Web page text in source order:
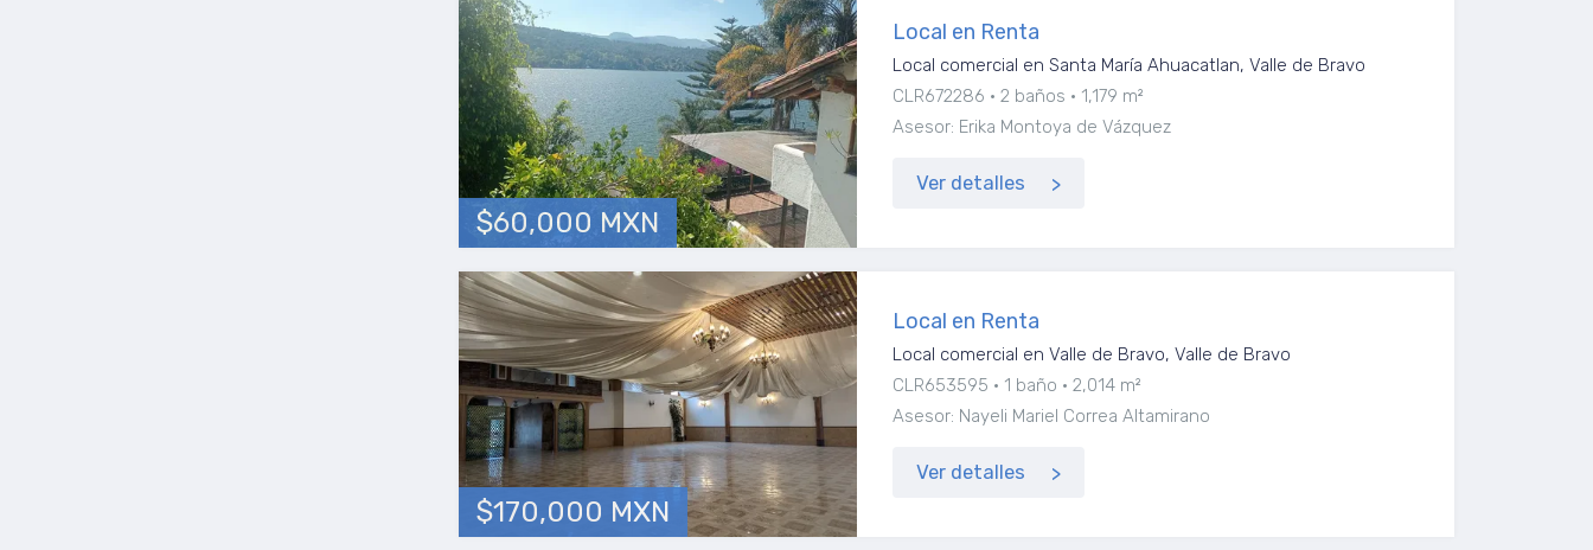
$60,000 MXN
Local en Renta
Local comercial en Santa María Ahuacatlan, Valle de Bravo
CLR672286
2 baños
1,179 m²
Asesor: Erika Montoya de Vázquez
Ver detalles
$170,000 MXN
Local en Renta
Local comercial en Valle de Bravo, Valle de Bravo
CLR653595
1 baño
2,014 m²
Asesor: Nayeli Mariel Correa Altamirano
Ver detalles